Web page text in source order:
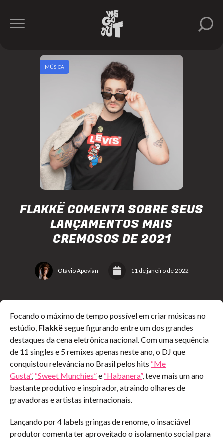
FLAKKË COMENTA SOBRE SEUS
LANÇAMENTOS MAIS
CREMOSOS DE 2021
Otávio Apovian 11 de janeiro de 2022
MÚSICA
Focando o máximo de tempo possível em criar músicas no
estúdio, Flakkësegue figurando entre um dos grandes
destaques da cena eletrônica nacional. Com uma sequência
de 11 singles e 5 remixes apenas neste ano, o DJ que
conquistou relevância no Brasil pelos hits “Me
Gusta”, “Sweet Munchies”e “Habanera”, teve mais um ano
bastante produtivo e inspirador, atraindo olhares de
gravadoras e artistas internacionais.
Lançando por 4 labels gringas de renome, o insaciável
produtor comenta ter aproveitado o isolamento social para